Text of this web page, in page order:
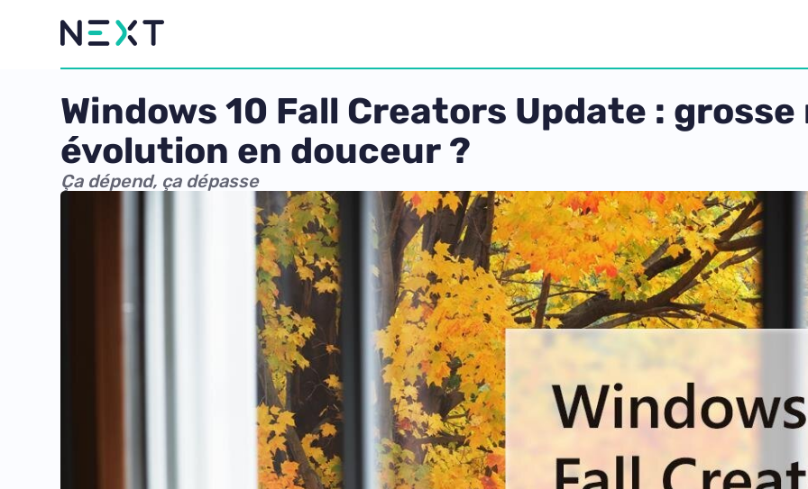
Windows 10 Fall Creators Update : grosse
évolution en douceur ?
Ça dépend, ça dépasse